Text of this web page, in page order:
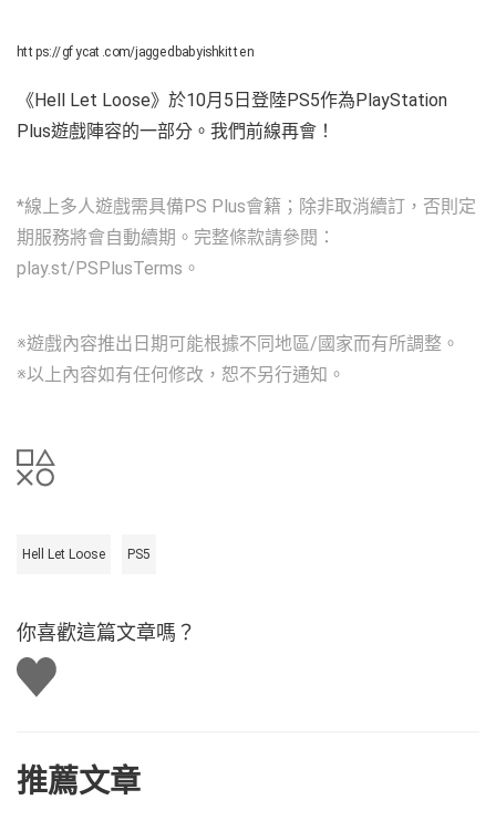
https://gfycat.com/jaggedbabyishkitten
《Hell Let Loose》於10月5日登陸PS5作為PlayStation
Plus遊戲陣容的一部分。我們前線再會！
*線上多人遊戲需具備PS Plus會籍；除非取消續訂，否則定
期服務將會自動續期。完整條款請參閱：
play.st/PSPlusTerms。
※遊戲內容推出日期可能根據不同地區/國家而有所調整。
※以上內容如有任何修改，恕不另行通知。
Hell Let Loose PS5
你喜歡這篇文章嗎？
讚
推薦文章